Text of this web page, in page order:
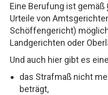
Eine Berufung ist gemäß
Urteile von
Schöffengericht)
Landgerichten oder
Und auch hier gibt es
das Strafmaß nicht
beträgt,